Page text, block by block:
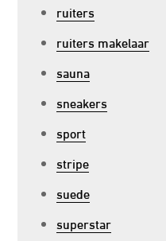
ruiters
ruiters makelaar
sauna
sneakers
sport
stripe
suede
superstar